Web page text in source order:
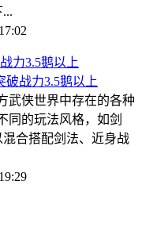
破战力3.5鹅以上
武侠世界中存在的各种
同的玩法风格，如剑
合搭配剑法、近身战